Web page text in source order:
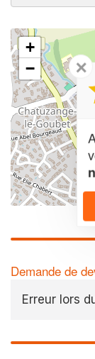
+
−
Demande de
Erreur lors
✕